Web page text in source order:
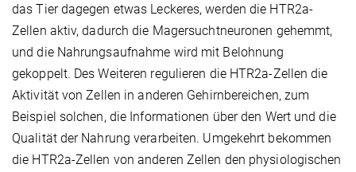
das Tier dagegen etwas Leckeres, werden die HTR2a-
Zellen aktiv, dadurch die Magersuchtneuronen gehemmt,
und die Nahrungsaufnahme wird mit Belohnung
gekoppelt. Des Weiteren regulieren die HTR2a-Zellen die
Aktivität von Zellen in anderen Gehirnbereichen, zum
Beispiel solchen, die Informationen über den Wert und die
Qualität der Nahrung verarbeiten. Umgekehrt bekommen
die HTR2a-Zellen von anderen Zellen den physiologischen